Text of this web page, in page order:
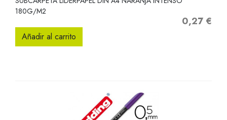
180G/M2
Precio
0,27 €
Añadir al carrito